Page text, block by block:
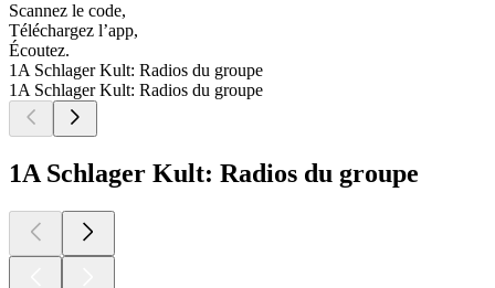
Scannez le code,
Téléchargez l’app,
Écoutez.
1A Schlager Kult: Radios du groupe
1A Schlager Kult: Radios du groupe
1A Schlager Kult: Radios du groupe